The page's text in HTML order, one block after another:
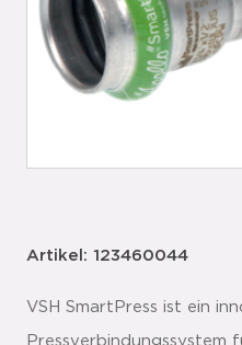
Artikel: 123460044
VSH SmartPress ist ein
Pressverbindungssystem